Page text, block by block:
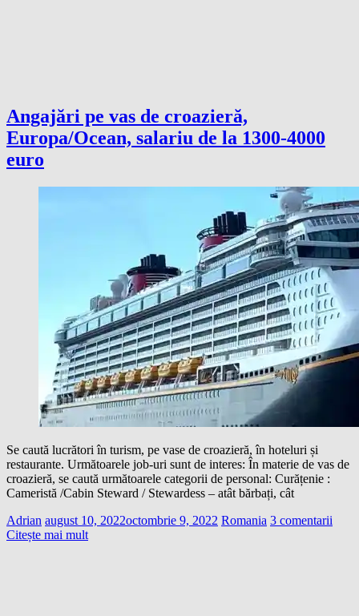
Angajări pe vas de croazieră,
Europa/Ocean, salariu de la 1300-4000
euro
Se caută lucrători în turism, pe vase de croazieră, în hoteluri și
restaurante. Următoarele job-uri sunt de interes: În materie de vas de
croazieră, se caută următoarele categorii de personal: Curățenie :
Cameristă /Cabin Steward / Stewardess – atât bărbați, cât
Adrian august 10, 2022octombrie 9, 2022 Romania 3 comentarii
Citește mai mult